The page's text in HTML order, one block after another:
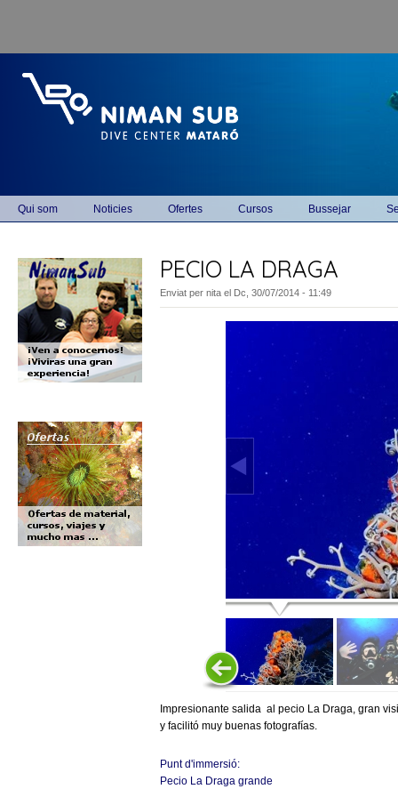
Main menu
Qui som Noticies Ofertes Cursos Bussejar
PECIO LA DRAGA
Enviat per nita el Dc, 30/07/2014 - 11:49
Impresionante salida al pecio La Draga, gran
y facilitó muy buenas fotografías.
Punt d'immersió:
Pecio La Draga grande